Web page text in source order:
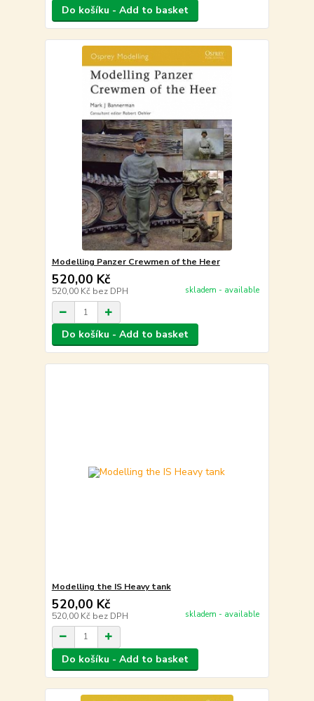
Do košíku - Add to basket
Modelling Panzer Crewmen of the Heer
520,00 Kč
520,00 Kč bez DPH skladem - available
Do košíku - Add to basket
Modelling the IS Heavy tank
520,00 Kč
520,00 Kč bez DPH skladem - available
Do košíku - Add to basket